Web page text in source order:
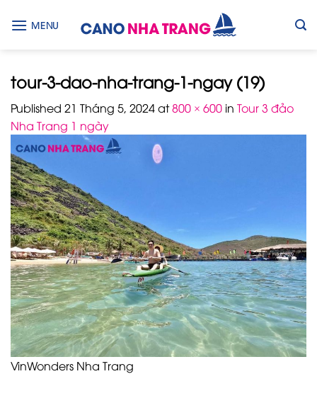
MENU
tour-3-dao-nha-trang-1-ngay (19)
Published 21 Tháng 5, 2024at800 × 600 in Tour 3 đảo
Nha Trang 1 ngày
VinWonders Nha Trang